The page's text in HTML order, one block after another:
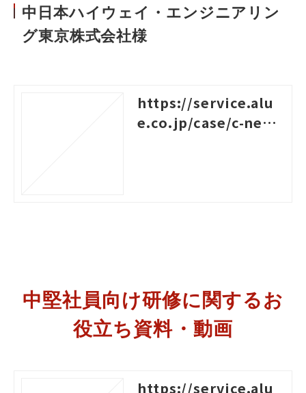
中日本ハイウェイ・エンジニアリン
グ東京株式会社様
https://service.alu
e.co.jp/case/c-nexc
中堅社員向け研修に関するお
役立ち資料・動画
https://service.alu